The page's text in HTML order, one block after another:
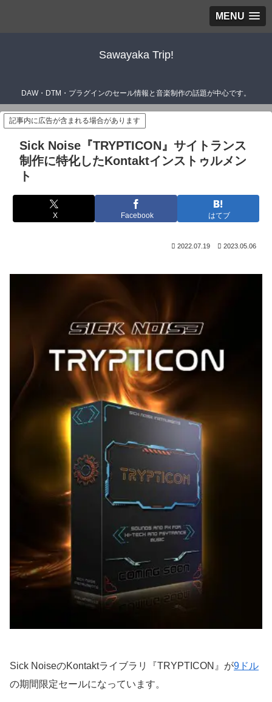
MENU
Sawayaka Trip!
DAW・DTM・プラグインのセール情報と音楽制作の話題が中心です。
記事内に広告が含まれる場合があります
Sick Noise『TRYPTICON』サイトランス
制作に特化したKontaktインストゥルメン
ト
X Facebook はてブ
2022.07.19 2023.05.06
Sick NoiseのKontaktライブラリ『TRYPTICON』が9ドル
の期間限定セールになっています。